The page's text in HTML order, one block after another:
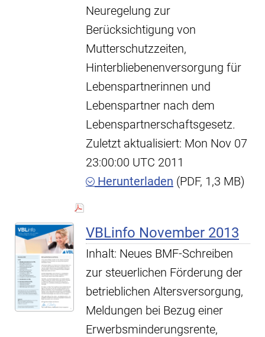
Neuregelung zur
Berücksichtigung von
Mutterschutzzeiten,
Hinterbliebenenversorgung für
Lebenspartnerinnen und
Lebenspartner nach dem
Lebenspartnerschaftsgesetz.
Zuletzt aktualisiert: Mon Nov 07
23:00:00 UTC 2011
Herunterladen (PDF, 1,3 MB)
VBLinfo November 2013
Inhalt: Neues BMF-Schreiben
zur steuerlichen Förderung der
betrieblichen Altersversorgung,
Meldungen bei Bezug einer
Erwerbsminderungsrente,